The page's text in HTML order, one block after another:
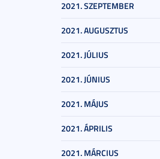
2021. SZEPTEMBER
2021. AUGUSZTUS
2021. JÚLIUS
2021. JÚNIUS
2021. MÁJUS
2021. ÁPRILIS
2021. MÁRCIUS